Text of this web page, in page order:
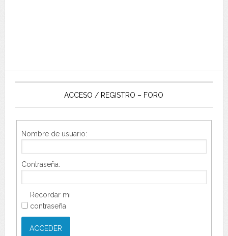
ACCESO / REGISTRO – FORO
Nombre de usuario:
Contraseña:
Recordar mi
contraseña
ACCEDER